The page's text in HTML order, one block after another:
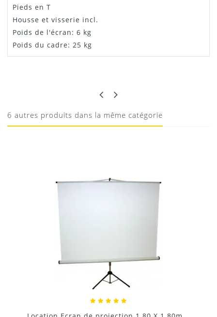
Pieds en T
Housse et visserie incl.
Poids de l'écran: 6 kg
Poids du cadre: 25 kg
3. L’écran est-il stable ?
Oui, équipé de pieds en T pour un maintien sécurisé
6 autres produits dans la même catégorie
Location Ecran géant de projection 6m x